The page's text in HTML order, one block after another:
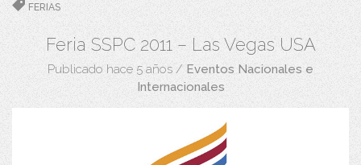
FERIAS
Feria SSPC 2011 – Las Vegas USA
Publicado hace 5 años / Eventos Nacionales e
Internacionales